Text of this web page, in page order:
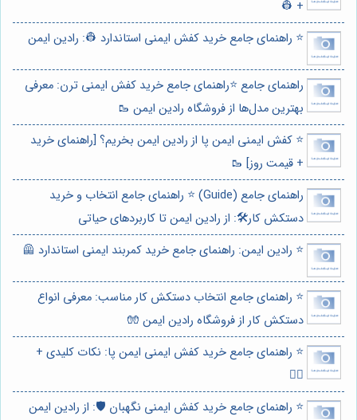
+ 👷
⭐️ راهنمای جامع خرید کفش ایمنی استاندارد 👷: رادین ایمن
راهنمای جامع ⭐️راهنمای جامع خرید کفش ایمنی ترن: معرفی
بهترین مدل‌ها از فروشگاه رادین ایمن 🥾
⭐️ کفش ایمنی ایمن پا از رادین ایمن بخریم؟ [راهنمای خرید
+ قیمت روز] 🥾
راهنمای جامع (Guide) ⭐️ راهنمای جامع انتخاب و خرید
دستکش کار🛠️: از رادین ایمن تا کاربردهای حیاتی
⭐️ رادین ایمن: راهنمای جامع خرید کمربند ایمنی استاندارد 🦺
⭐️ راهنمای جامع انتخاب دستکش کار مناسب: معرفی انواع
دستکش کار از فروشگاه رادین ایمن 🧤
⭐️ راهنمای جامع خرید کفش ایمنی ایمن پا: نکات کلیدی +
👷‍♂️
⭐️ راهنمای جامع خرید کفش ایمنی نگهبان 🛡️: از رادین ایمن